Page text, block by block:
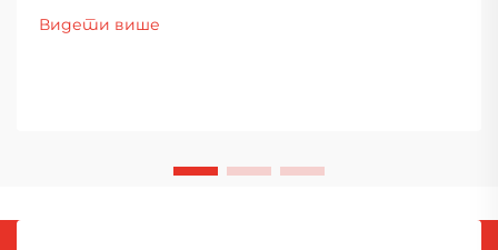
Видети више